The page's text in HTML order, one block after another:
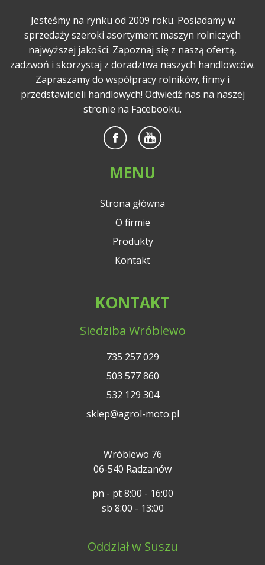
Jesteśmy na rynku od 2009 roku. Posiadamy w
sprzedaży szeroki asortyment maszyn rolniczych
najwyższej jakości. Zapoznaj się z naszą ofertą,
zadzwoń i skorzystaj z doradztwa naszych handlowców.
Zapraszamy do współpracy rolników, firmy i
przedstawicieli handlowych! Odwiedź nas na naszej
stronie na Facebooku.
MENU
Strona główna
O firmie
Produkty
Kontakt
KONTAKT
Siedziba Wróblewo
735 257 029
503 577 860
532 129 304
sklep@agrol-moto.pl
Wróblewo 76
06-540 Radzanów
pn - pt 8:00 - 16:00
sb 8:00 - 13:00
Oddział w Suszu